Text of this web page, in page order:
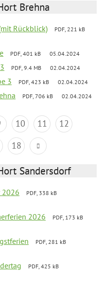
Brehna
Rückblick)
PDF, 221 kB
PDF, 401 kB 05.04.2024
PDF, 9.4 MB 02.04.2024
3 PDF, 423 kB 02.04.2024
PDF, 706 kB 02.04.2024
10 11
12
18
Sandersdorf
2026
PDF, 338 kB
2026
PDF, 173 kB
PDF, 281 kB
PDF, 425 kB